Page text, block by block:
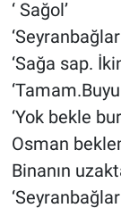
‘ Sağol’
‘Sağa sap.
‘Yok bekle
Osman
Binanın